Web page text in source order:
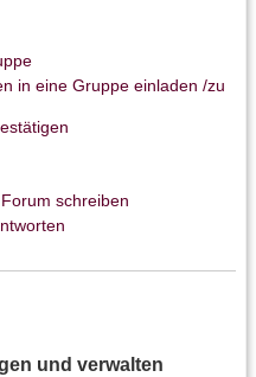
in eine Gruppe einladen /zu
schreiben
und verwalten